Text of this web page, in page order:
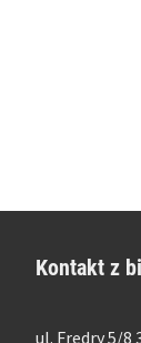
Kontakt z
ul. Fredry 5/8